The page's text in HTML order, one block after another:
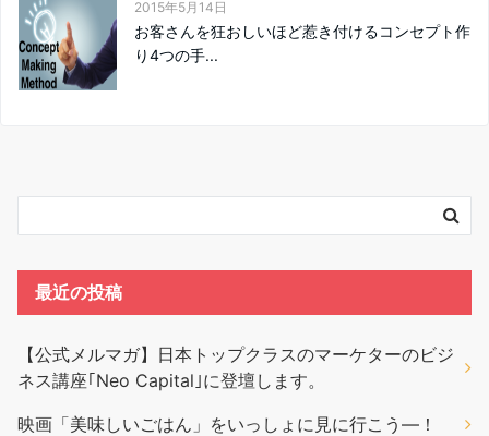
2015年5月14日
お客さんを狂おしいほど惹き付けるコンセプト作
り4つの手...
最近の投稿
【公式メルマガ】日本トップクラスのマーケターのビジ
ネス講座｢Neo Capital｣に登壇します。
映画「美味しいごはん」をいっしょに見に行こう―！